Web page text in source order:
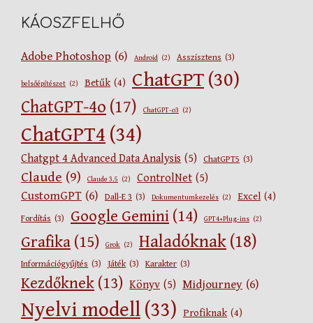
KÁOSZFELHŐ
Adobe Photoshop (6) Android (2) Asszisztens (3)
belsőépítészet (2) Betűk (4) ChatGPT (30)
ChatGPT-4o (17) ChatGPT-o3 (2)
ChatGPT4 (34)
Chatgpt 4 Advanced Data Analysis (5) ChatGPT5 (3)
Claude (9) Claude 3.5 (2) ControlNet (5)
CustomGPT (6) Dall-E 3 (3) Dokumentumkezelés (2) Excel (4)
Fordítás (3) Google Gemini (14) GPT4+Plug-ins (2)
Grafika (15) Grok (2) Haladóknak (18)
Információgyűjtés (3) Játék (3) Karakter (3)
Kezdőknek (13) Könyv (5) Midjourney (6)
Nyelvi modell (33) Profiknak (4)